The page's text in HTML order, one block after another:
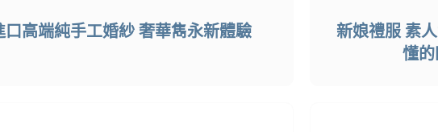
口高端純手工婚紗 奢華雋永新體驗
新娘禮服 素
懂的